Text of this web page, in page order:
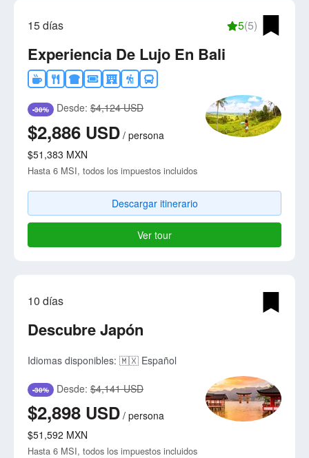
15 días 5(5)
Experiencia De Lujo En Bali
-30% Desde: $4,124 USD
$2,886 USD / persona
$51,383 MXN
Hasta 6 MSI, todos los impuestos incluidos
Descargar itinerario
Ver tour
10 días
Descubre Japón
Idiomas disponibles: 🇲🇽 Español
-30% Desde: $4,141 USD
$2,898 USD / persona
$51,592 MXN
Hasta 6 MSI, todos los impuestos incluidos